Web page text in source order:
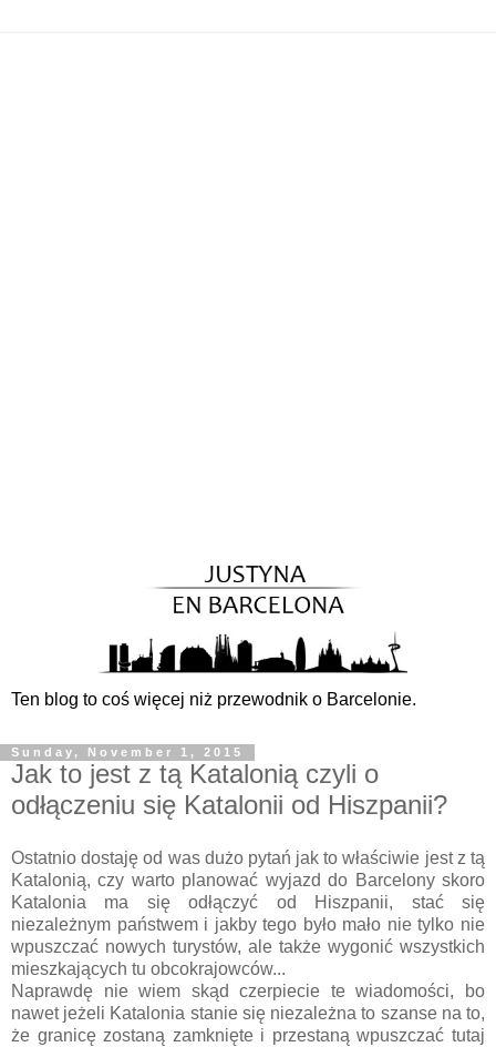
Ten blog to coś więcej niż przewodnik o Barcelonie.
Sunday, November 1, 2015
Jak to jest z tą Katalonią czyli o
odłączeniu się Katalonii od Hiszpanii?
Ostatnio dostaję od was dużo pytań jak to właściwie jest z tą
Katalonią, czy warto planować wyjazd do Barcelony skoro
Katalonia ma się odłączyć od Hiszpanii, stać się
niezależnym państwem i jakby tego było mało nie tylko nie
wpuszczać nowych turystów, ale także wygonić wszystkich
mieszkających tu obcokrajowców...
Naprawdę nie wiem skąd czerpiecie te wiadomości, bo
nawet jeżeli Katalonia stanie się niezależna to szanse na to,
że granicę zostaną zamknięte i przestaną wpuszczać tutaj